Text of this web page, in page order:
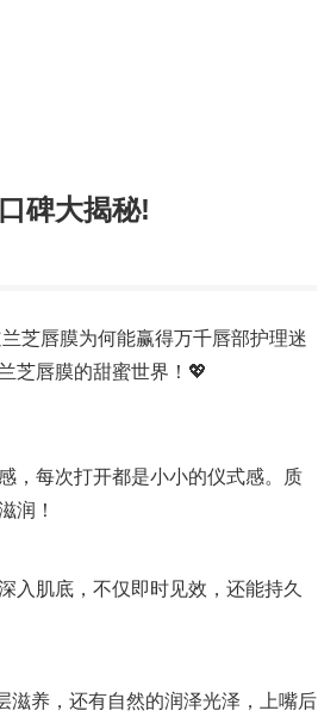
碑大揭秘!
芝唇膜为何能赢得万千唇部护理迷
芝唇膜的甜蜜世界！💖
，每次打开都是小小的仪式感。质
润！
入肌底，不仅即时见效，还能持久
滋养，还有自然的润泽光泽，上嘴后